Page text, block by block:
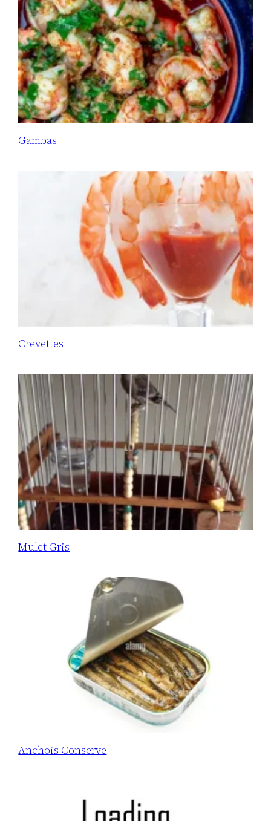
Gambas
Crevettes
Mulet Gris
Anchois Conserve